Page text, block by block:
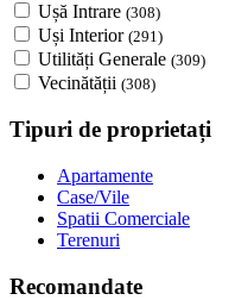
Ușă Intrare (308)
Uși Interior (291)
Utilități Generale (309)
Vecinătății (308)
Tipuri de proprietați
Apartamente
Case/Vile
Spatii Comerciale
Terenuri
Recomandate